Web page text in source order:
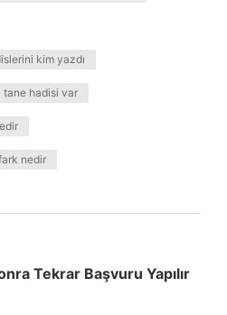
kim yazdı
tane hadisi var
nedir
Tekrar Başvuru Yapılır